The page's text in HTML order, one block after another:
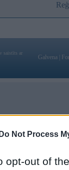
Do Not Process
opt-out of
saistīts ar
Galvena